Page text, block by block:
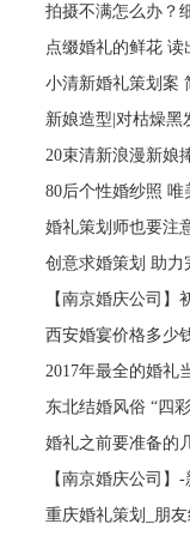
拍摄不满怎么办？
点缀婚礼的鲜花 读
小清新婚礼策划案
新娘造型|对枯燥黑
20束清新浪漫新娘
80后个性婚纱照
婚礼策划师也要注
创意求婚策划 助力
【南京婚庆公司
西安婚宴价格多少
2017年最全的婚礼
东北结婚风俗 “四
婚礼之前要准备的
【南京婚庆公司】
重庆婚礼策划_朋